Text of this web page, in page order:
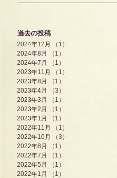
過去の投稿
2024年12月 （1）
2024年8月
（1）
2024年7月
（1）
2023年11月
（1）
2023年8月
（1）
2023年4月
（3）
2023年3月
（1）
2023年2月
（1）
2023年1月
（1）
2022年11月
（1）
2022年10月
（3）
2022年8月
（1）
2022年7月
（1）
2022年5月
（1）
2022年1月
（1）